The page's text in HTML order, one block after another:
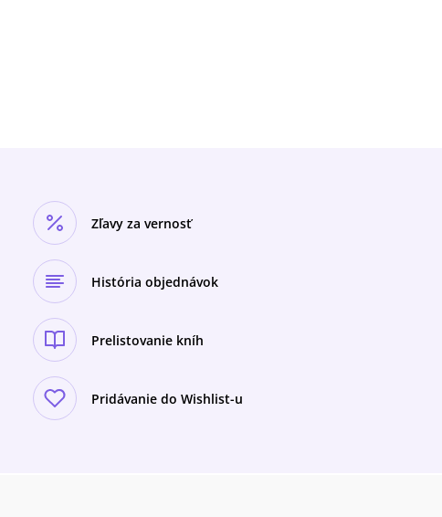
Zľavy za vernosť
História objednávok
Prelistovanie kníh
Pridávanie do Wishlist-u